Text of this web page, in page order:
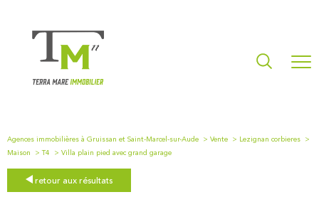
Agences immobilières à Gruissan et Saint-Marcel-sur-Aude Vente
Lezignan corbieres
Maison
T4 Villa plain pied avec grand garage
retour aux résultats